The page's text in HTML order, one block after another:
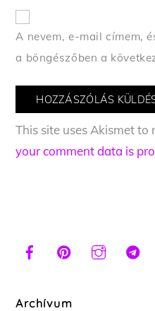
A nevem, e-mail címem,
a böngészőben a
This site uses Akismet to
your comment data is
Archívum